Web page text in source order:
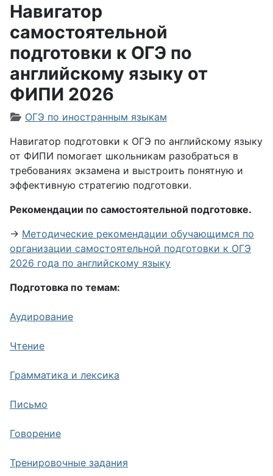
Навигатор
самостоятельной
подготовки к ОГЭ по
английскому языку от
ФИПИ 2026
Информация о материале
ОГЭ по иностранным языкам
Навигатор подготовки к ОГЭ по английскому языку
от ФИПИ помогает школьникам разобраться в
требованиях экзамена и выстроить понятную и
эффективную стратегию подготовки.
Рекомендации по самостоятельной подготовке.
→ Методические рекомендации обучающимся по
организации самостоятельной подготовки к ОГЭ
2026 года по английскому языку
Подготовка по темам:
Аудирование
Чтение
Грамматика и лексика
Письмо
Говорение
Тренировочные задания